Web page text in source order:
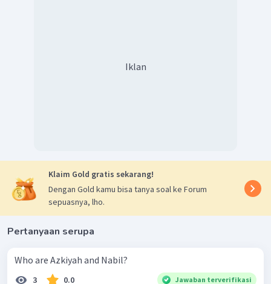
Iklan
Klaim Gold gratis sekarang!
Dengan Gold kamu bisa tanya soal ke Forum
sepuasnya, lho.
Pertanyaan serupa
Who are Azkiyah and Nabil?
3 0.0 Jawaban terverifikasi